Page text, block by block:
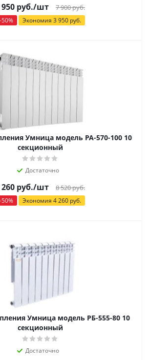
руб./шт 7 900руб.
-50% Экономия 3 950руб.
Умница модель РА-570-100 10
секционный
Достаточно
руб./шт 8 520руб.
-50% Экономия 4 260руб.
РБ-555-80 10
секционный
Достаточно